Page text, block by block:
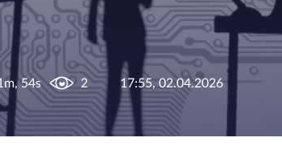
54s 2 17:55, 02.04.2026